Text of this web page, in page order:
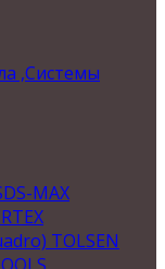
,Системы
MAX
TOLSEN